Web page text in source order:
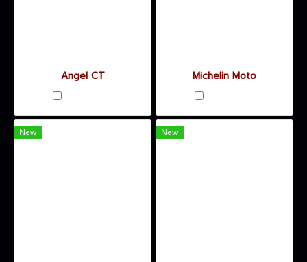
Angel CT
Michelin Moto
New New